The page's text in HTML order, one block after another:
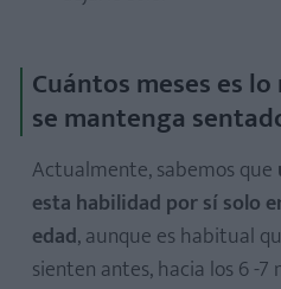
Cuántos meses es
se mantenga
Actualmente, sabemos que
esta habilidad por sí solo
edad, aunque es habitual
sienten antes, hacia los 6 -7